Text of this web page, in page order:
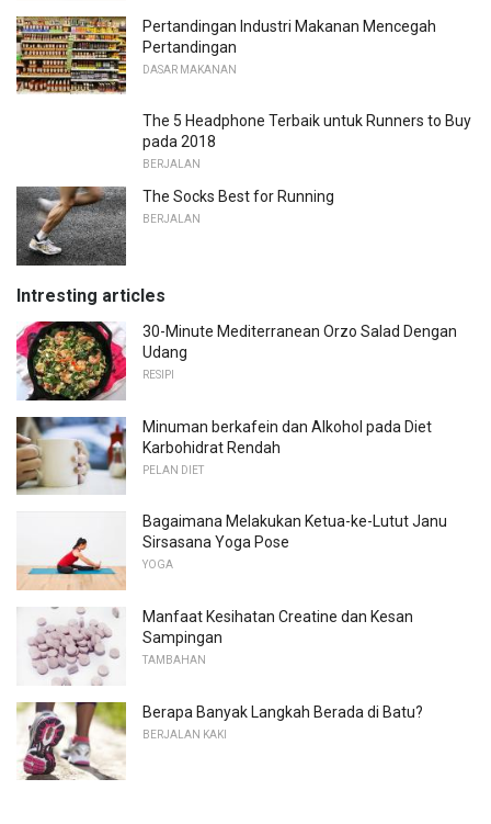
Pertandingan Industri Makanan Mencegah
Pertandingan
DASAR MAKANAN
The 5 Headphone Terbaik untuk Runners to Buy
pada 2018
BERJALAN
The Socks Best for Running
BERJALAN
Intresting articles
30-Minute Mediterranean Orzo Salad Dengan
Udang
RESIPI
Minuman berkafein dan Alkohol pada Diet
Karbohidrat Rendah
PELAN DIET
Bagaimana Melakukan Ketua-ke-Lutut Janu
Sirsasana Yoga Pose
YOGA
Manfaat Kesihatan Creatine dan Kesan
Sampingan
TAMBAHAN
Berapa Banyak Langkah Berada di Batu?
BERJALAN KAKI